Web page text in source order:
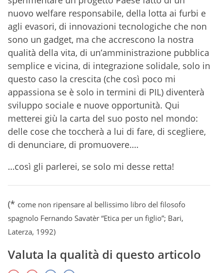
nuovo welfare responsabile, della lotta ai furbi e
agli evasori, di innovazioni tecnologiche che non
sono un gadget, ma che accrescono la nostra
qualità della vita, di un’amministrazione pubblica
semplice e vicina, di integrazione solidale, solo in
questo caso la crescita (che così poco mi
appassiona se è solo in termini di PIL) diventerà
sviluppo sociale e nuove opportunità. Qui
metterei giù la carta del suo posto nel mondo:
delle cose che toccherà a lui di fare, di scegliere,
di denunciare, di promuovere….
…così gli parlerei, se solo mi desse retta!
(* come non ripensare al bellissimo libro del filosofo
spagnolo Fernando Savatèr “Etica per un figlio”; Bari,
Laterza, 1992)
Valuta la qualità di questo articolo